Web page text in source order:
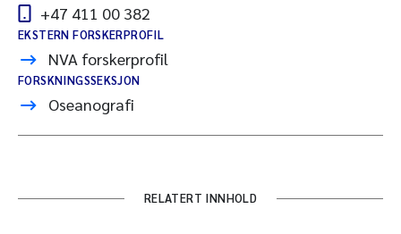
+47 411 00 382
EKSTERN FORSKERPROFIL
NVA forskerprofil
FORSKNINGSSEKSJON
Oseanografi
RELATERT INNHOLD